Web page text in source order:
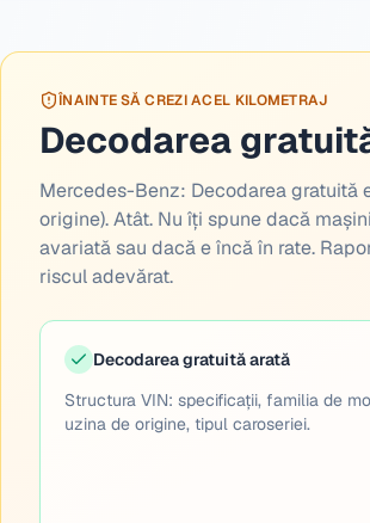
ÎNAINTE SĂ CREZI ACEL KILOMETRAJ
Decodarea
Mercedes-Benz: Decodarea gratuită
origine). Atât. Nu îți spune dacă
avariată sau dacă e încă în rate.
riscul adevărat.
Decodarea gratuită arată
Structura VIN: specificații, familia de
uzina de origine, tipul caroseriei.